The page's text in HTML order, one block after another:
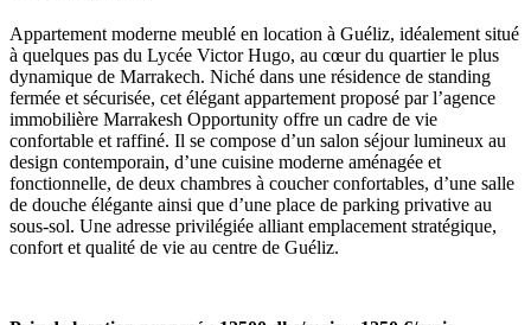
Appartement moderne meublé en location à Guéliz, idéalement situé
à quelques pas du Lycée Victor Hugo, au cœur du quartier le plus
dynamique de Marrakech. Niché dans une résidence de standing
fermée et sécurisée, cet élégant appartement proposé par l’agence
immobilière Marrakesh Opportunity offre un cadre de vie
confortable et raffiné. Il se compose d’un salon séjour lumineux au
design contemporain, d’une cuisine moderne aménagée et
fonctionnelle, de deux chambres à coucher confortables, d’une salle
de douche élégante ainsi que d’une place de parking privative au
sous-sol. Une adresse privilégiée alliant emplacement stratégique,
confort et qualité de vie au centre de Guéliz.